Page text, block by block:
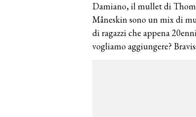
Damiano, il mullet di
Måneskin sono un mix di
di ragazzi che appena
vogliamo aggiungere?